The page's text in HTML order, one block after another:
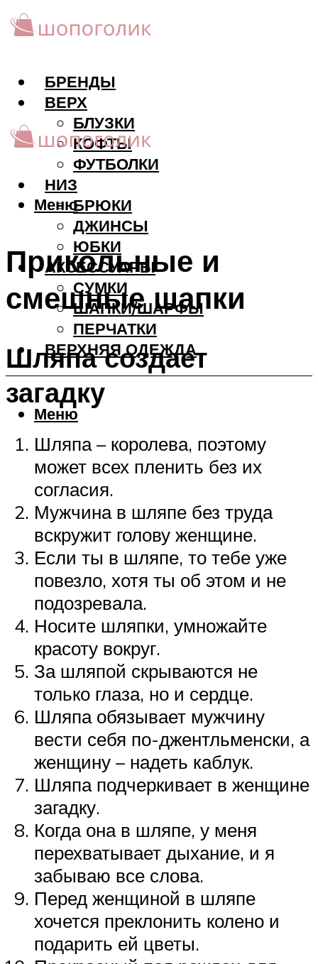
БРЕНДЫ
ВЕРХ
БЛУЗКИ
КОФТЫ
ФУТБОЛКИ
НИЗ
БРЮКИ
ДЖИНСЫ
ЮБКИ
АКCЕССУАРЫ
СУМКИ
ШАПКИ/ШАРФЫ
ПЕРЧАТКИ
ВЕРХНЯЯ ОДЕЖДА
Меню
Меню
Прикольные и
смешные шапки
Шляпа создает
загадку
Шляпа – королева, поэтому
может всех пленить без их
согласия.
Мужчина в шляпе без труда
вскружит голову женщине.
Если ты в шляпе, то тебе уже
повезло, хотя ты об этом и не
подозревала.
Носите шляпки, умножайте
красоту вокруг.
За шляпой скрываются не
только глаза, но и сердце.
Шляпа обязывает мужчину
вести себя по-джентльменски, а
женщину – надеть каблук.
Шляпа подчеркивает в женщине
загадку.
Когда она в шляпе, у меня
перехватывает дыхание, и я
забываю все слова.
Перед женщиной в шляпе
хочется преклонить колено и
подарить ей цветы.